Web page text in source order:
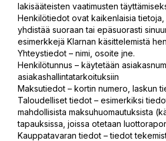
lakisääteisten vaatimusten
Henkilötiedot ovat kaikenlaisia
yhdistää suoraan tai epäsuorasti
esimerkkejä Klarnan käsittelemistä
Yhteystiedot – nimi, osoite jne.
Henkilötunnus – käytetään
asiakashallintatarkoituksiin
Maksutiedot – kortin numero, laskun
Taloudelliset tiedot – esimerkiksi
mahdollisista maksuhuomautuksista
tapauksissa, joissa otetaan
Kauppatavaran tiedot – tiedot